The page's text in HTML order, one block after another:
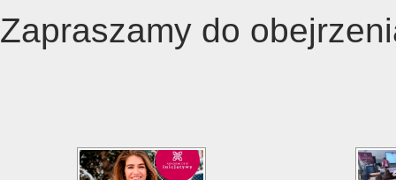
Zapraszamy do